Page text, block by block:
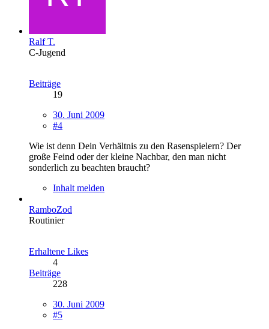
Ralf T.
C-Jugend
Beiträge
19
30. Juni 2009
#4
Wie ist denn Dein Verhältnis zu den Rasenspielern? Der
große Feind oder der kleine Nachbar, den man nicht
sonderlich zu beachten braucht?
Inhalt melden
RamboZod
Routinier
Erhaltene Likes
4
Beiträge
228
30. Juni 2009
#5